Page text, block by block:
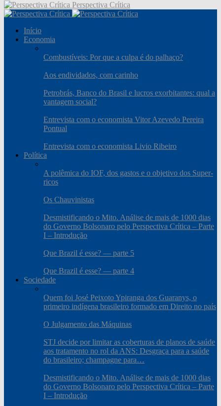
Perspectiva Crítica
Início
Economia
Combustíveis: Por que a culpa é do palhaço?
Aos endividados, com carinho
Petrobrás, Banco do Brasil e lucros exorbitantes: qual a
vantagem social?
Entrevista com o economista Vitor Azevedo Pereira
Pontual
Entrevista com o economista Livio Ribeiro
Política
A polêmica do IOF, dos gastos e o objetivo dos Super-
ricos
Os Chauvinistas
Desmistificando o Mito. Análise de mais de 1000 dias
do Governo Bolsonaro pelo Perspectiva Crítica – Parte
I – Introdução
Que Brazil é esse? — parte 5
Que Brazil é esse? — parte 4
Sociedade
Quem foi José Peixoto Ypiranga dos Guaranys, o
primeiro indígena brasileiro formado em Direito no país
O Julgamento das Máquinas
STJ decide por limitar as coberturas de planos de saúde
aos tratamento no rol da ANS: Desgraça para a saúde
do brasileiro; champagne para…
Desmistificando o Mito. Análise de mais de 1000 dias
do Governo Bolsonaro pelo Perspectiva Crítica – Parte
I – Introdução